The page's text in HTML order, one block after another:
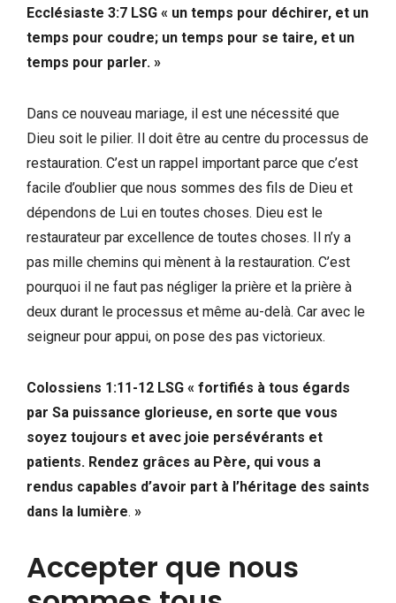
Ecclésiaste 3:7 LSG « un temps pour déchirer, et un
temps pour coudre; un temps pour se taire, et un
temps pour parler. »
Dans ce nouveau mariage, il est une nécessité que
Dieu soit le pilier. Il doit être au centre du processus de
restauration. C’est un rappel important parce que c’est
facile d’oublier que nous sommes des fils de Dieu et
dépendons de Lui en toutes choses. Dieu est le
restaurateur par excellence de toutes choses. Il n’y a
pas mille chemins qui mènent à la restauration. C’est
pourquoi il ne faut pas négliger la prière et la prière à
deux durant le processus et même au-delà. Car avec le
seigneur pour appui, on pose des pas victorieux.
Colossiens 1:11-12 LSG « fortifiés à tous égards
par Sa puissance glorieuse, en sorte que vous
soyez toujours et avec joie persévérants et
patients. Rendez grâces au Père, qui vous a
rendus capables d’avoir part à l’héritage des saints
dans la lumière. »
Accepter que nous